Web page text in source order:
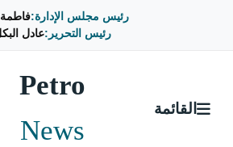
رئيس مجلس الإدارة:فاطمة
رئيس التحرير:عادل
القائمة
Petro
News